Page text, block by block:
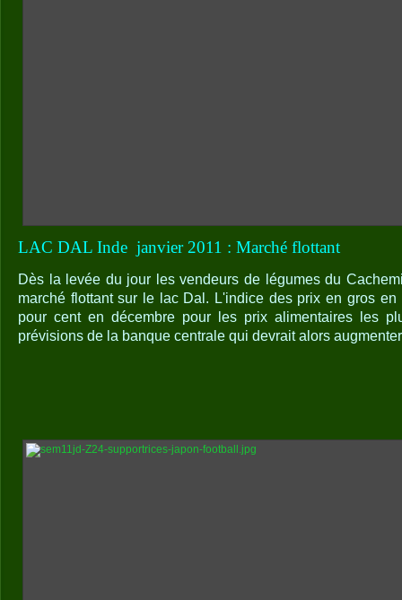
LAC DAL Inde janvier 2011 : Marché flottant
Dès la levée du jour les vendeurs de légumes du
marché flottant sur le lac Dal. L'indice des prix en gros
pour cent en décembre pour les prix alimentaires les
prévisions de la banque centrale qui devrait alors